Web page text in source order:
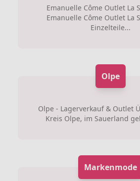
Emanuelle Côme Outlet La
Emanuelle Côme Outlet La
Einzelteile...
Olpe
Olpe - Lagerverkauf & Outlet
Kreis Olpe, im Sauerland
Markenmode